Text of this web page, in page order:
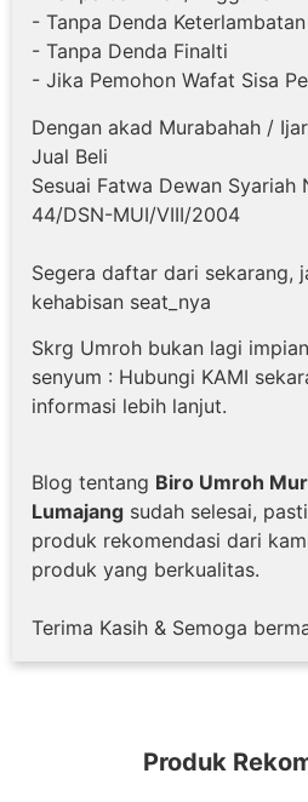
- Tanpa Denda Keterlambatan
- Tanpa Denda Finalti
- Jika Pemohon Wafat Sisa
Dengan akad Murabahah /
Jual Beli
Sesuai Fatwa Dewan Syariah
44/DSN-MUI/VIII/2004
Segera daftar dari sekarang,
kehabisan seat_nya
Skrg Umroh bukan lagi
senyum : Hubungi KAMI
informasi lebih lanjut.
Blog tentang Biro Umroh
Lumajang sudah selesai,
produk rekomendasi dari
produk yang berkualitas.
Terima Kasih & Semoga
Produk